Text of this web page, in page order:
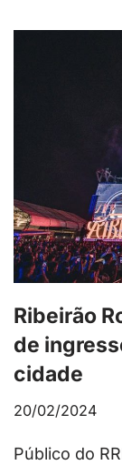
Ribeirão
de
cidade
20/02/2024
Público do